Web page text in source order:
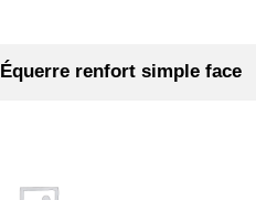
Équerre renfort simple face